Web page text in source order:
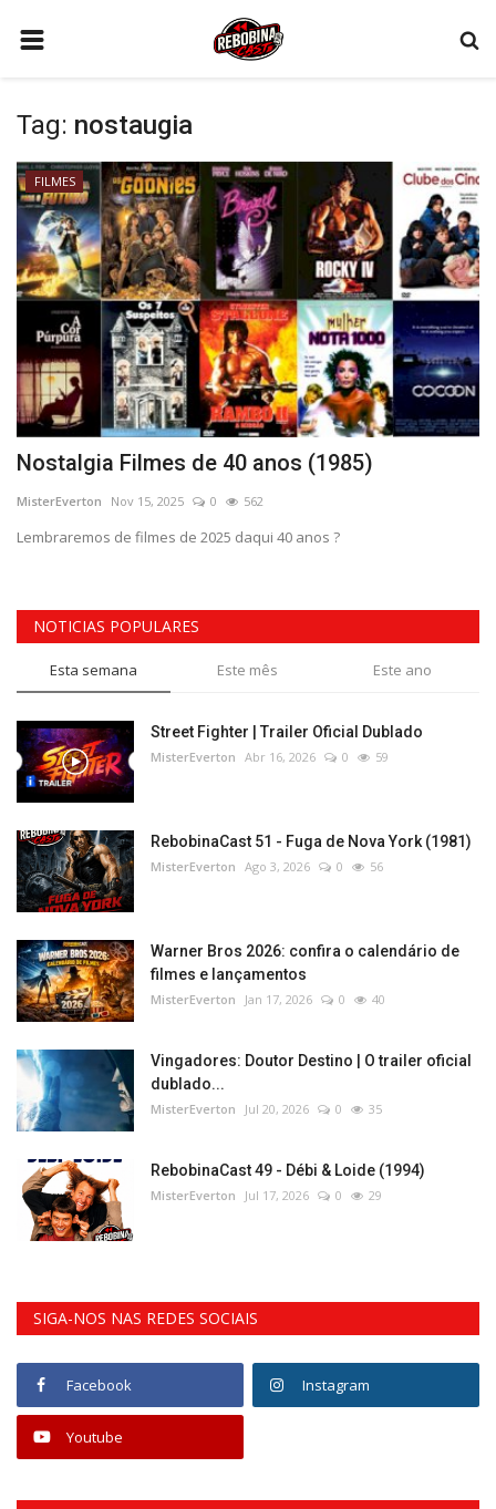
PODCAST
FILMES
CONTATO
SÉRIES
GAMES
QUEM SOMOS
CONECTE-SE
REGISTO
Tag: nostaugia
FILMES
Nostalgia Filmes de 40 anos (1985)
MisterEverton Nov 15, 2025 0 562
Lembraremos de filmes de 2025 daqui 40 anos ?
NOTICIAS POPULARES
Esta semana Este mês Este ano
Street Fighter | Trailer Oficial Dublado
MisterEverton Abr 16, 2026 0 59
RebobinaCast 51 - Fuga de Nova York (1981)
MisterEverton Ago 3, 2026 0 56
Warner Bros 2026: confira o calendário de
filmes e lançamentos
MisterEverton Jan 17, 2026 0 40
Vingadores: Doutor Destino | O trailer oficial
dublado...
MisterEverton Jul 20, 2026 0 35
RebobinaCast 49 - Débi & Loide (1994)
MisterEverton Jul 17, 2026 0 29
SIGA-NOS NAS REDES SOCIAIS
Facebook Instagram
Youtube